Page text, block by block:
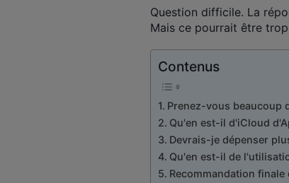
Question difficile. La
Mais ce pourrait être
Contenus
Prenez-vous beaucoup
Qu'en est-il d'iCloud
Devrais-je dépenser
Qu'en est-il de
Recommandation finale